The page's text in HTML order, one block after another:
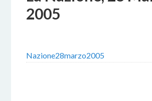
2005
Nazione28marzo2005